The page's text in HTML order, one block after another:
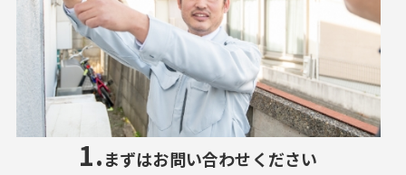
1.まずはお問い合わせください